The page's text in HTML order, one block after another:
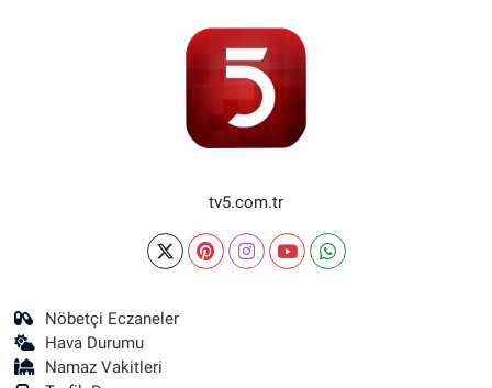
tv5.com.tr
Nöbetçi Eczaneler
Hava Durumu
Namaz Vakitleri